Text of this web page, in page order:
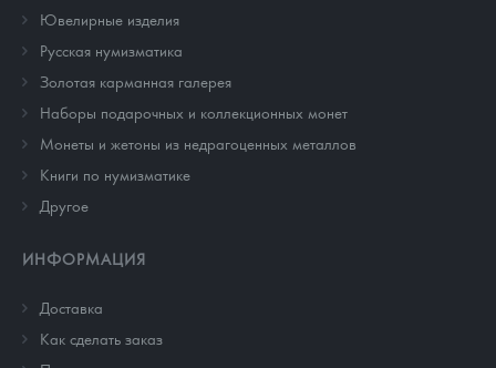
Ювелирные изделия
Русская нумизматика
Золотая карманная галерея
Наборы подарочных и коллекционных монет
Монеты и жетоны из недрагоценных металлов
Книги по нумизматике
Другое
ИНФОРМАЦИЯ
Доставка
Как сделать заказ